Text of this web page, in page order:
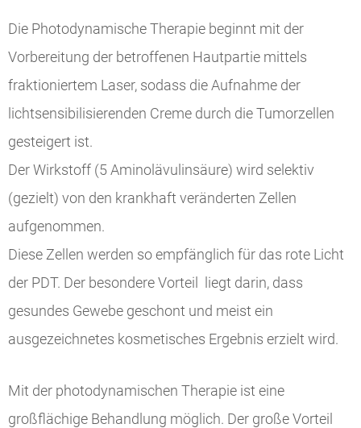
Die Photodynamische Therapie beginnt mit der
Vorbereitung der betroffenen Hautpartie mittels
fraktioniertem Laser, sodass die Aufnahme der
lichtsensibilisierenden Creme durch die Tumorzellen
gesteigert ist.
Der Wirkstoff (5 Aminolävulinsäure) wird selektiv
(gezielt) von den krankhaft veränderten Zellen
aufgenommen.
Diese Zellen werden so empfänglich für das rote Licht
der PDT. Der besondere Vorteil liegt darin, dass
gesundes Gewebe geschont und meist ein
ausgezeichnetes kosmetisches Ergebnis erzielt wird.
Mit der photodynamischen Therapie ist eine
großflächige Behandlung möglich. Der große Vorteil